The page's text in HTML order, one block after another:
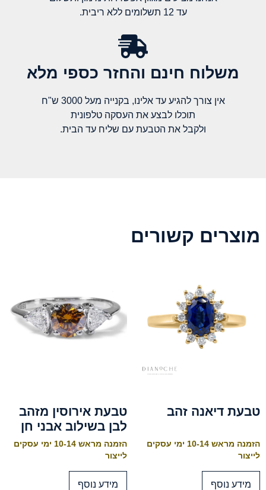
עד 12 תשלומים ללא ריבית.
משלוח חינם והחזר כספי מלא​
אין צורך להגיע עד אלינו, בקנייה מעל 3000 ש"ח
תוכלו לבצע את העסקה טלפונית
ולקבל את הטבעת עם שליח עד הבית.
מוצרים קשורים
טבעת דיאנה זהב
הזמנה מראש 10-14 ימי עסקים
לייצור
מידע נוסף
טבעת אירוסין מזהב
לבן בשילוב אבני חן
הזמנה מראש 10-14 ימי עסקים
לייצור
מידע נוסף